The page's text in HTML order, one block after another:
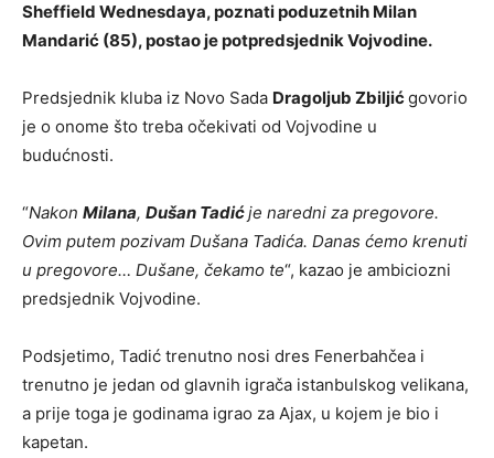
Sheffield Wednesdaya, poznati poduzetnih Milan
Mandarić (85), postao je potpredsjednik Vojvodine.
Predsjednik kluba iz Novo Sada Dragoljub Zbiljićgovorio
je o onome što treba očekivati od Vojvodine u
budućnosti.
“Nakon Milana, Dušan Tadićje naredni za pregovore.
Ovim putem pozivam Dušana Tadića. Danas ćemo krenuti
u pregovore… Dušane, čekamo te“, kazao je ambiciozni
predsjednik Vojvodine.
Podsjetimo, Tadić trenutno nosi dres Fenerbahčea i
trenutno je jedan od glavnih igrača istanbulskog velikana,
a prije toga je godinama igrao za Ajax, u kojem je bio i
kapetan.